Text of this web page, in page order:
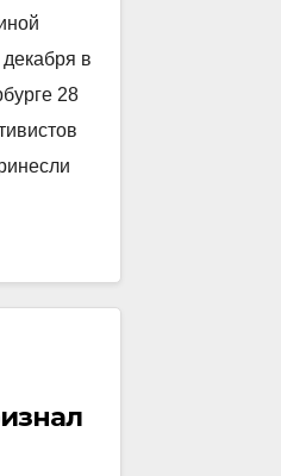
в
28